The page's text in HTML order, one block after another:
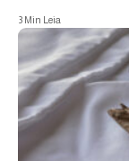
3 Min Leia